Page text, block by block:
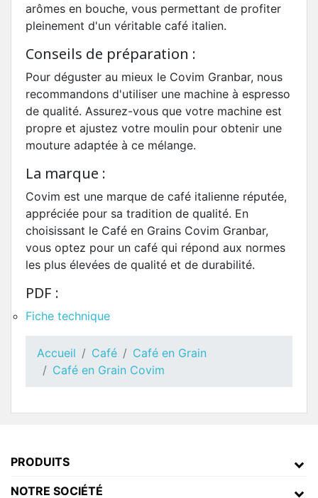
arômes en bouche, vous permettant de profiter
pleinement d'un véritable café italien.
Conseils de préparation :
Pour déguster au mieux le Covim Granbar, nous
recommandons d'utiliser une machine à espresso
de qualité. Assurez-vous que votre machine est
propre et ajustez votre moulin pour obtenir une
mouture adaptée à ce mélange.
La marque :
Covim est une marque de café italienne réputée,
appréciée pour sa tradition de qualité. En
choisissant le Café en Grains Covim Granbar,
vous optez pour un café qui répond aux normes
les plus élevées de qualité et de durabilité.
PDF :
Fiche technique
Accueil Café
Café en Grain
Café en Grain Covim
PRODUITS
NOTRE SOCIÉTÉ